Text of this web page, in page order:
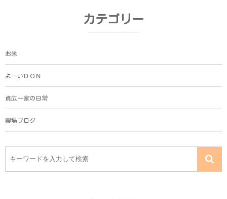
カテゴリー
お米
よーいＤＯＮ
貞広一家の日常
農場ブログ